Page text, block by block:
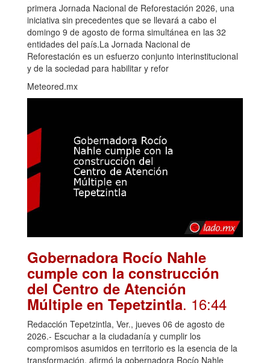
primera Jornada Nacional de Reforestación 2026, una
iniciativa sin precedentes que se llevará a cabo el
domingo 9 de agosto de forma simultánea en las 32
entidades del país.La Jornada Nacional de
Reforestación es un esfuerzo conjunto interinstitucional
y de la sociedad para habilitar y refor
Meteored.mx
Gobernadora Rocío Nahle
cumple con la construcción
del Centro de Atención
Múltiple en Tepetzintla. 16:44
Redacción Tepetzintla, Ver., jueves 06 de agosto de
2026.- Escuchar a la ciudadanía y cumplir los
compromisos asumidos en territorio es la esencia de la
transformación, afirmó la gobernadora Rocío Nahle